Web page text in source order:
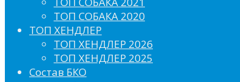
ТОП СОБАКА 2020
ТОП ХЕНДЛЕР
ТОП ХЕНДЛЕР 2026
ТОП ХЕНДЛЕР 2025
Состав БКО